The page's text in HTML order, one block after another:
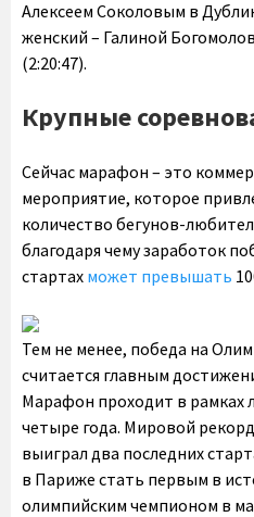
Алексеем Соколовым в
женский – Галиной
(2:20:47).
Крупные
Сейчас марафон – это
мероприятие, которое
количество бегунов-
благодаря чему заработок
стартах может превышать
Тем не менее, победа на
считается главным
Марафон проходит в рамках
четыре года. Мировой
выиграл два последних
в Париже стать первым в
олимпийским чемпионом в